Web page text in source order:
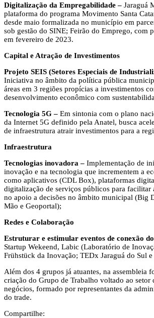
Digitalização da Empregabilidade – Jaraguá
plataforma do programa Movimento Santa
desde maio formalizada no município em
sob gestão do SINE; Feirão do Emprego, com
em fevereiro de 2023.
Capital e Atração de Investimentos
Projeto SEIS (Setores Especiais de
Iniciativa no âmbito da política pública
áreas em 3 regiões propícias a investimentos
desenvolvimento econômico com
Tecnologia 5G – Em sintonia com o plano
da Internet 5G definido pela Anatel, busca
de infraestrutura atrair investimentos para a
Infraestrutura
Tecnologias inovadora – Implementação de
inovação e na tecnologia que incrementem a
como aplicativos (CDL Box), plataformas
digitalização de serviços públicos para facilitar
no apoio a decisões no âmbito municipal (Big
Mão e Geoportal);
Redes e Colaboração
Estruturar e estimular eventos de conexão
Startup Wekeend, Labic (Laboratório de
Frühstück da Inovação; TEDx Jaraguá do Sul
Além dos 4 grupos já atuantes, na assembleia
criação do Grupo de Trabalho voltado ao setor
negócios, formado por representantes da
do trade.
Compartilhe: